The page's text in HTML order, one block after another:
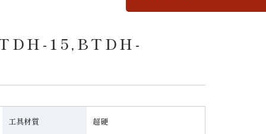
15,BTDH-
工具材質 超硬